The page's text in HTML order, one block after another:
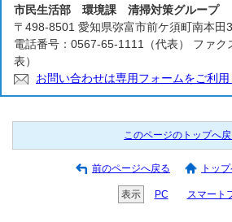
市民生活部 環境課 清掃対策グループ
〒498-8501 愛知県弥富市前ケ須町南本田
電話番号：0567-65-1111（代表） ファ
表）
お問い合わせは専用フォームをご利用
このページのトップへ
前のページへ戻る トッ
表示 PC スマート